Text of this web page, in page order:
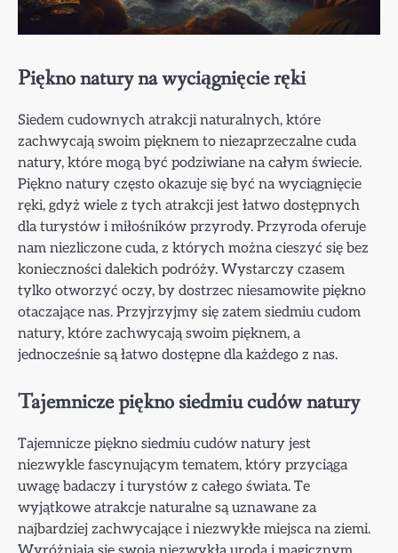
Piękno natury na wyciągnięcie ręki
Siedem cudownych atrakcji naturalnych, które
zachwycają swoim pięknem to niezaprzeczalne cuda
natury, które mogą być podziwiane na całym świecie.
Piękno natury często okazuje się być na wyciągnięcie
ręki, gdyż wiele z tych atrakcji jest łatwo dostępnych
dla turystów i miłośników przyrody. Przyroda oferuje
nam niezliczone cuda, z których można cieszyć się bez
konieczności dalekich podróży. Wystarczy czasem
tylko otworzyć oczy, by dostrzec niesamowite piękno
otaczające nas. Przyjrzyjmy się zatem siedmiu cudom
natury, które zachwycają swoim pięknem, a
jednocześnie są łatwo dostępne dla każdego z nas.
Tajemnicze piękno siedmiu cudów natury
Tajemnicze piękno siedmiu cudów natury jest
niezwykle fascynującym tematem, który przyciąga
uwagę badaczy i turystów z całego świata. Te
wyjątkowe atrakcje naturalne są uznawane za
najbardziej zachwycające i niezwykłe miejsca na ziemi.